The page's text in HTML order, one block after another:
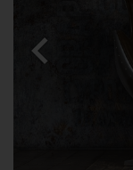
chevron_left